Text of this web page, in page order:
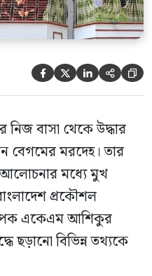
    
বাসা থেকে উদ্ধার
বেগমের মরদেহ। তার
মধ্যে মুখ
প্রকৌশল
একেএম আশিকুর
ছড়ানো বিভিন্ন তথ্যকে